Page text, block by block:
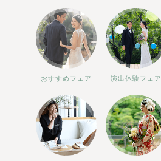
おすすめフェア 演出体験フェア